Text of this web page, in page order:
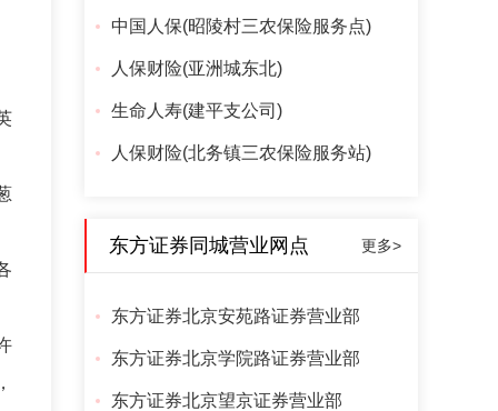
中国人保(昭陵村三农保险服务点)
人保财险(亚洲城东北)
生命人寿(建平支公司)
人保财险(北务镇三农保险服务站)
东方证券同城营业网点 更多>
东方证券北京安苑路证券营业部
东方证券北京学院路证券营业部
东方证券北京望京证券营业部